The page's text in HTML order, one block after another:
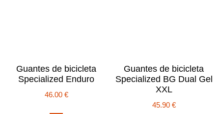
Guantes de bicicleta
Specialized Enduro
46.00 €
Guantes de bicicleta
Specialized BG Dual Gel
XXL
45.90 €